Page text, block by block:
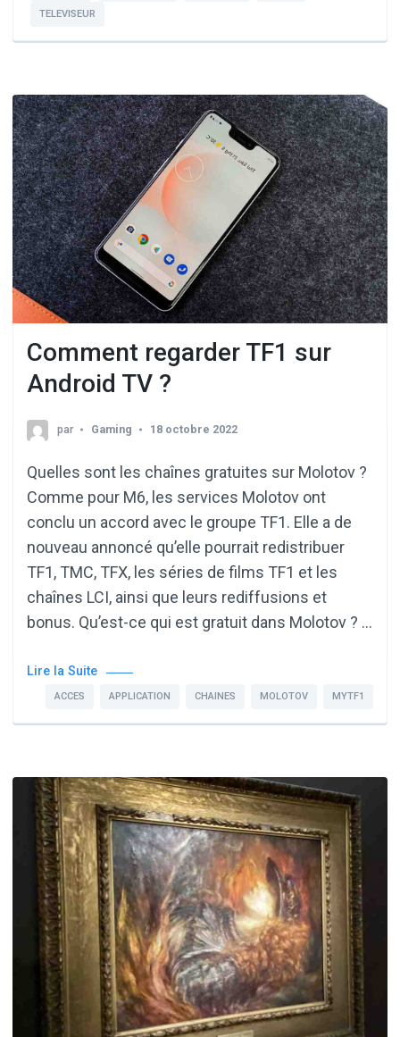
TELEVISEUR
Comment regarder TF1 sur
Android TV ?
par Gaming 18 octobre 2022
Quelles sont les chaînes gratuites sur Molotov ?
Comme pour M6, les services Molotov ont
conclu un accord avec le groupe TF1. Elle a de
nouveau annoncé qu’elle pourrait redistribuer
TF1, TMC, TFX, les séries de films TF1 et les
chaînes LCI, ainsi que leurs rediffusions et
bonus. Qu’est-ce qui est gratuit dans Molotov ? …
Lire la Suite
ACCES APPLICATION CHAINES MOLOTOV MYTF1